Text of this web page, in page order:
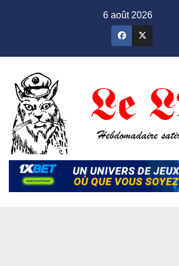
6 août 2026